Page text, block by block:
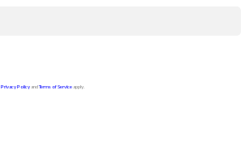
Privacy Policy andTerms of Service apply.